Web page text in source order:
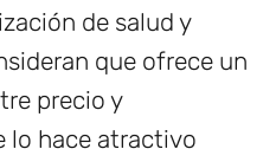
de salud y
que ofrece un
precio y
lo hace atractivo